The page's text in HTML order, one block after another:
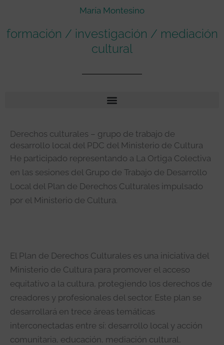
María Montesino
formación / investigación / mediación
cultural
Derechos culturales – grupo de trabajo de
desarrollo local del PDC del Ministerio de Cultura
He participado representando a La Ortiga Colectiva
en las sesiones del Grupo de Trabajo de Desarrollo
Local del Plan de Derechos Culturales impulsado
por el Ministerio de Cultura.
El Plan de Derechos Culturales es una iniciativa del
Ministerio de Cultura para promover el acceso
equitativo a la cultura, protegiendo los derechos de
creadores y profesionales del sector. Este plan se
desarrollará en trece áreas temáticas
interconectadas entre sí: desarrollo local y acción
comunitaria, educación, mediación cultural,